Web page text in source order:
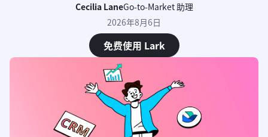
Cecilia LaneGo-to-Market 助理
2026年8月6日
免费使用 Lark